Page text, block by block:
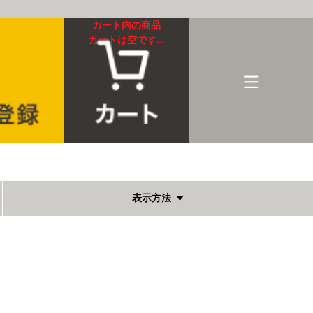
カート内の商品
カートは空です...
表示方法